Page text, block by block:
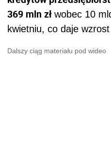
369 mln zł wobec 10
kwietniu, co daje
Dalszy ciąg materiału pod wideo